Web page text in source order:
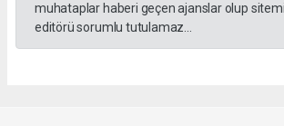
muhataplar haberi geçen ajanslar olup
editörü sorumlu tutulamaz...